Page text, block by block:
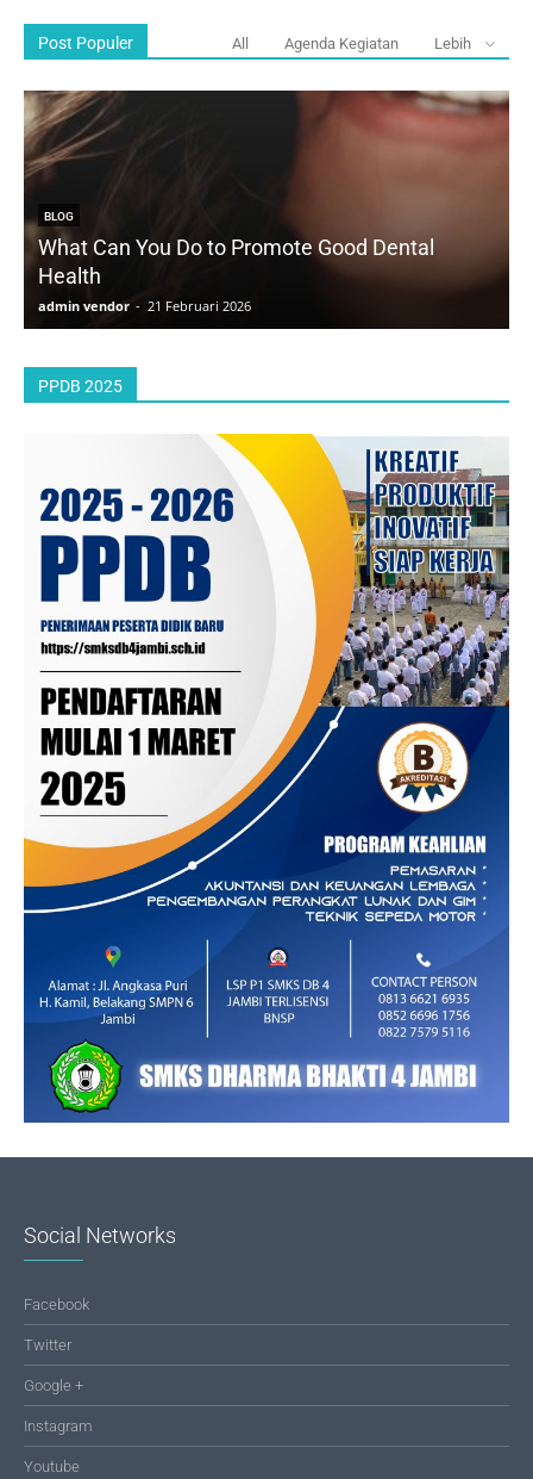
Post Populer All Agenda Kegiatan Lebih
BLOG
What Can You Do to Promote Good Dental
Health
admin vendor - 21 Februari 2026
PPDB 2025
Social Networks
Facebook
Twitter
Google +
Instagram
Youtube